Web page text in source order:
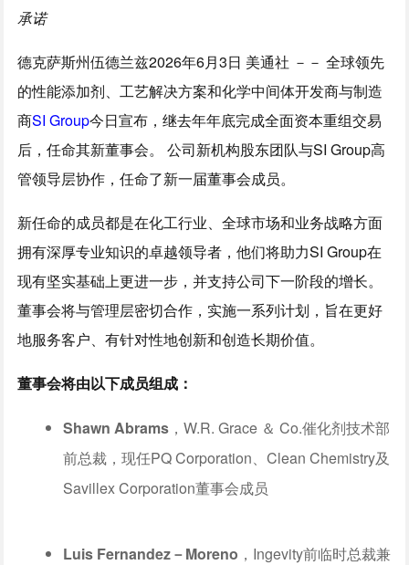
承诺
德克萨斯州伍德兰兹2026年6月3日 美通社 －－ 全球领先
的性能添加剂、工艺解决方案和化学中间体开发商与制造
商SI Group今日宣布，继去年年底完成全面资本重组交易
后，任命其新董事会。 公司新机构股东团队与SI Group高
管领导层协作，任命了新一届董事会成员。
新任命的成员都是在化工行业、全球市场和业务战略方面
拥有深厚专业知识的卓越领导者，他们将助力SI Group在
现有坚实基础上更进一步，并支持公司下一阶段的增长。
董事会将与管理层密切合作，实施一系列计划，旨在更好
地服务客户、有针对性地创新和创造长期价值。
董事会将由以下成员组成：
Shawn Abrams ，W.R. Grace ＆ Co.催化剂技术部
前总裁，现任PQ Corporation、Clean Chemistry及
Savillex Corporation董事会成员
Luis Fernandez－Moreno ，Ingevity前临时总裁兼